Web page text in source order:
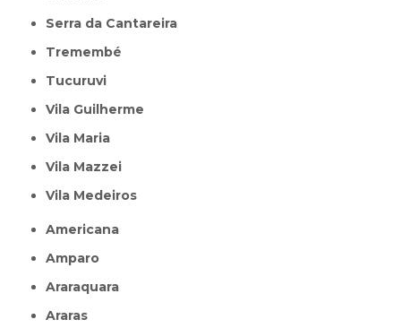
Serra da Cantareira
Tremembé
Tucuruvi
Vila Guilherme
Vila Maria
Vila Mazzei
Vila Medeiros
Americana
Amparo
Araraquara
Araras